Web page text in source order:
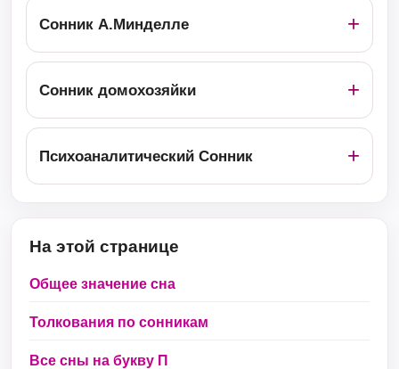
Сонник А.Минделле
Сонник домохозяйки
Психоаналитический Сонник
На этой странице
Общее значение сна
Толкования по сонникам
Все сны на букву П